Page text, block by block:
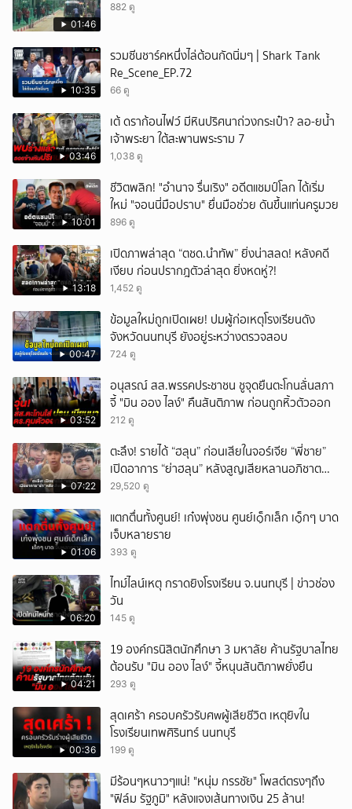
01:46
882 ดู
10:35
รวมซีนชาร์คหนึ่งไล่ต้อนกัดนิ่มๆ | Shark Tank
Re_Scene_EP.72
66 ดู
03:46
เต้ ดราก้อนไฟว์ มีหินปริศนาถ่วงกระเป๋า? ลอ-ยน้ำ
เจ้าพระยา ใต้สะพานพระราม 7
1,038 ดู
10:01
ชีวิตพลิก! "อำนาจ รื่นเริง" อดีตแชมป์โลก ได้เริ่ม
ใหม่ "จอนนี่มือปราบ" ยื่นมือช่วย ดันขึ้นแท่นครูมวย
896 ดู
13:18
เปิดภาพล่าสุด “ตชด.นำทัพ” ยิ่งน่าสลด! หลังคดี
เงียบ ก่อนปรากฎตัวล่าสุด ยิ่งหดหู่?!
1,452 ดู
00:47
ข้อมูลใหม่ถูกเปิดเผย! ปมผู้ก่อเหตุโรงเรียนดัง
จังหวัดนนทบุรี ยังอยู่ระหว่างตรวจสอบ
724 ดู
03:52
อนุสรณ์ สส.พรรคประชาชน ชูจุดยืนตะโกนลั่นสภา
จี้ "มิน ออง ไลง์" คืนสันติภาพ ก่อนถูกหิ้วตัวออก
212 ดู
07:22
ตะลึง! รายได้ “ฮลุน” ก่อนเสียในจอร์เจีย “พี่ชาย”
เปิดอาการ “ย่าฮลุน” หลังสูญเสียหลานอภิชาต
บุตร!
29,520 ดู
01:06
แตกตื่นทั้งศูนย์! เก๋งพุ่งชน ศูนย์เ๑็กเล็ก เ๑็กๆ บาด
เจ็บหลายราย
393 ดู
06:20
ไทม์ไลน์เหตุ กราดยิงโรงเรียน จ.นนทบุรี | ข่าวช่อง
วัน
145 ดู
04:21
19 องค์กรนิสิตนักศึกษา 3 มหาลัย ค้านรัฐบาลไทย
ต้อนรับ "มิน ออง ไลง์" จี้หนุนสันติภาพยั่งยืน
293 ดู
00:36
สุดเศร้า ครอบครัวรับศwผู้เสียชีวิต เหตุยิvใน
โรงเรียนเทพศิรินทร์ นนทบุรี
199 ดู
มีร้อนๆหนาวๆแน่! "หนุ่ม กรรชัย" โพสต์ตรงๆถึง
"ฟิล์ม รัฐภูมิ" หลังแจงเส้นทางเงิน 25 ล้าน!